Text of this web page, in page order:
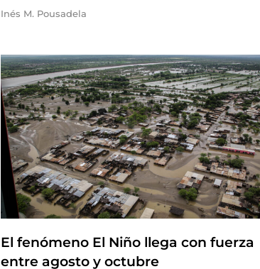
Inés M. Pousadela
El fenómeno El Niño llega con fuerza
entre agosto y octubre